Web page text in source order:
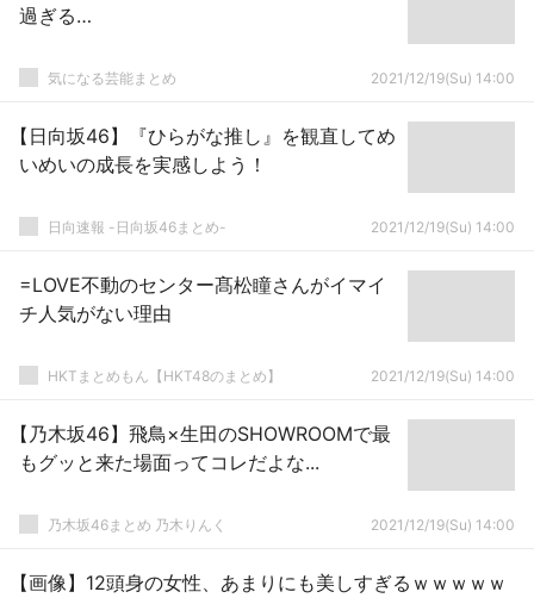
過ぎる…
気になる芸能まとめ 2021/12/19(Su) 14:00
【日向坂46】『ひらがな推し』を観直してめ
いめいの成長を実感しよう！
日向速報 -日向坂46まとめ- 2021/12/19(Su) 14:00
=LOVE不動のセンター髙松瞳さんがイマイ
チ人気がない理由
HKTまとめもん【HKT48のまとめ】 2021/12/19(Su) 14:00
【乃木坂46】飛鳥×生田のSHOWROOMで最
もグッと来た場面ってコレだよな...
乃木坂46まとめ 乃木りんく 2021/12/19(Su) 14:00
【画像】12頭身の女性、あまりにも美しすぎるｗｗｗｗｗ